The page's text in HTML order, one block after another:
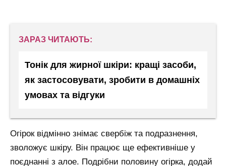
ЗАРАЗ ЧИТАЮТЬ:
Тонік для жирної шкіри: кращі засоби,
як застосовувати, зробити в домашніх
умовах та відгуки
Огірок відмінно знімає свербіж та подразнення,
зволожує шкіру. Він працює ще ефективніше у
поєднанні з алое. Подрібни половину огірка, додай